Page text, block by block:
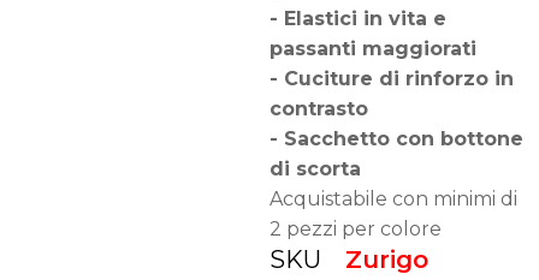
- Elastici in vita e
passanti maggiorati
- Cuciture di rinforzo in
contrasto
- Sacchetto con bottone
di scorta
Acquistabile con minimi di
2 pezzi per colore
SKU Zurigo